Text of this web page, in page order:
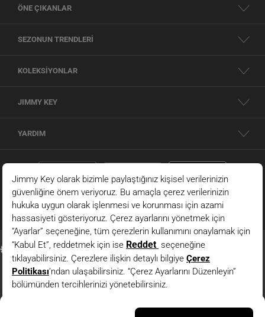
ÖNE ÇIKANLAR
SEZONUN TRENDLERİ
KOLEKSİYONLAR
JIMMY KEY
YARDIM
Mavi %100 Keten Düz Yaka Askı Detaylı Elbise